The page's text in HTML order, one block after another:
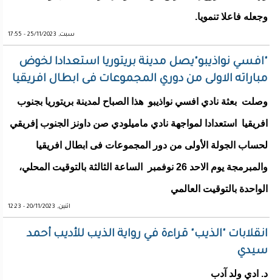
وجعله فاعلا تنمويا.
سبت, 25/11/2023 - 17:55
"افسي نواذيبو"يصل مدينة بريتوريا استعدادا لخوض
مباراته الاولى من دوري المجموعات فى ابطال افريقيا
وصلت بعثة نادي افسي نواذيبو هذا الصباح لمدينة بريتوريا بجنوب
افريقيا استعدادا لمواجهة نادي ماميلودي صن داونز الجنوب إفريقي
لحساب الجولة الأولى من دور المجموعات فى ابطال افريقيا
والمبرمجة يوم الاحد 26 نوفمبر الساعة الثالثة بالتوقيت المحلي،
الواحدة بالتوقيت العالمي
اثنين, 20/11/2023 - 12:23
انقلابات "الذيب" قراءة في رواية الذيب للأديب أحمد
سيدي
د. ادي ولد آدب